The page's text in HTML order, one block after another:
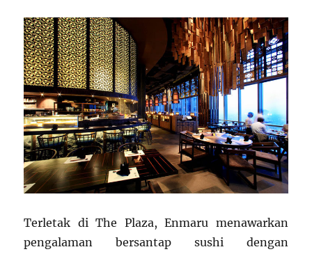
Terletak di The Plaza, Enmaru menawarkan
pengalaman bersantap sushi dengan